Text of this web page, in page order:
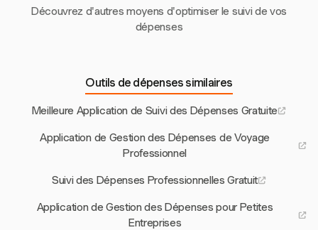
Découvrez d'autres moyens d'optimiser le suivi de vos
dépenses
Outils de dépenses similaires
Meilleure Application de Suivi des Dépenses Gratuite
Application de Gestion des Dépenses de Voyage
Professionnel
Suivi des Dépenses Professionnelles Gratuit
Application de Gestion des Dépenses pour Petites
Entreprises